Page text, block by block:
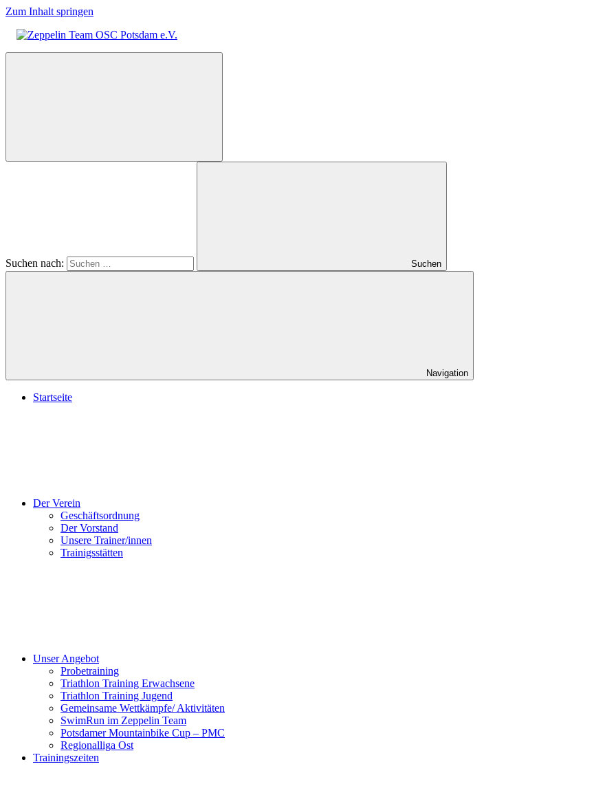
Zum Inhalt springen
Suchen nach: Suchen
Navigation
Startseite
Der Verein
Geschäftsordnung
Der Vorstand
Unsere Trainer/innen
Trainigsstätten
Unser Angebot
Probetraining
Triathlon Training Erwachsene
Triathlon Training Jugend
Gemeinsame Wettkämpfe/ Aktivitäten
SwimRun im Zeppelin Team
Potsdamer Mountainbike Cup – PMC
Regionalliga Ost
Trainingszeiten